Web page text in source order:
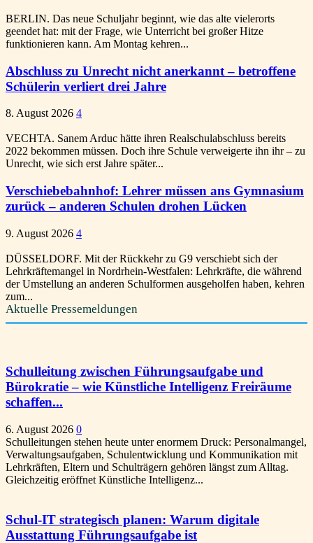
BERLIN. Das neue Schuljahr beginnt, wie das alte vielerorts
geendet hat: mit der Frage, wie Unterricht bei großer Hitze
funktionieren kann. Am Montag kehren...
Abschluss zu Unrecht nicht anerkannt – betroffene
Schülerin verliert drei Jahre
8. August 2026 4
VECHTA. Sanem Arduc hätte ihren Realschulabschluss bereits
2022 bekommen müssen. Doch ihre Schule verweigerte ihn ihr – zu
Unrecht, wie sich erst Jahre später...
Verschiebebahnhof: Lehrer müssen ans Gymnasium
zurück – anderen Schulen drohen Lücken
9. August 2026 4
DÜSSELDORF. Mit der Rückkehr zu G9 verschiebt sich der
Lehrkräftemangel in Nordrhein-Westfalen: Lehrkräfte, die während
der Umstellung an anderen Schulformen ausgeholfen haben, kehren
zum...
Aktuelle Pressemeldungen
Schulleitung zwischen Führungsaufgabe und
Bürokratie – wie Künstliche Intelligenz Freiräume
schaffen...
6. August 2026 0
Schulleitungen stehen heute unter enormem Druck: Personalmangel,
Verwaltungsaufgaben, Schulentwicklung und Kommunikation mit
Lehrkräften, Eltern und Schulträgern gehören längst zum Alltag.
Gleichzeitig eröffnet Künstliche Intelligenz...
Schul-IT strategisch planen: Warum digitale
Ausstattung Führungsaufgabe ist